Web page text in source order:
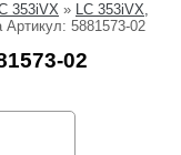
353iVX » LC 353iVX,
5881573-02
02